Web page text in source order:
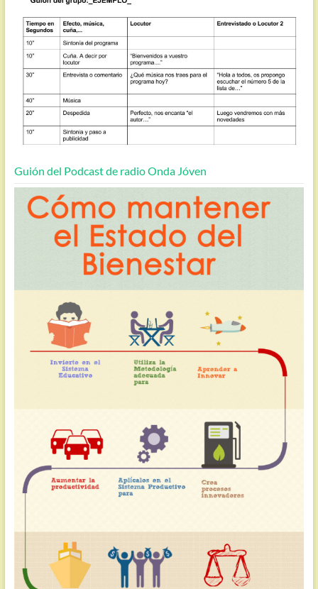
Guión del Podcast de radio Onda Jóven